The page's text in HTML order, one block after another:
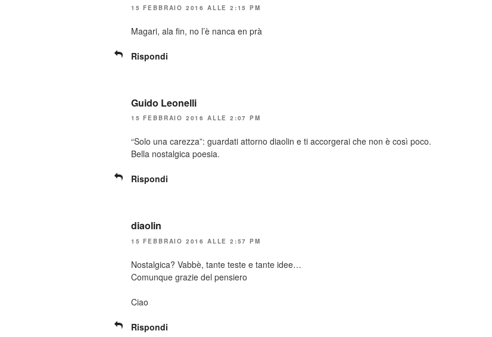
15 FEBBRAIO 2016 ALLE 2:15 PM
Magari, ala fin, no l’è nanca en prà
Rispondi
Guido Leonelli
15 FEBBRAIO 2016 ALLE 2:07 PM
“Solo una carezza”: guardati attorno diaolin e ti accorgerai che non è così poco.
Bella nostalgica poesia.
Rispondi
diaolin
15 FEBBRAIO 2016 ALLE 2:57 PM
Nostalgica? Vabbè, tante teste e tante idee…
Comunque grazie del pensiero
Ciao
Rispondi